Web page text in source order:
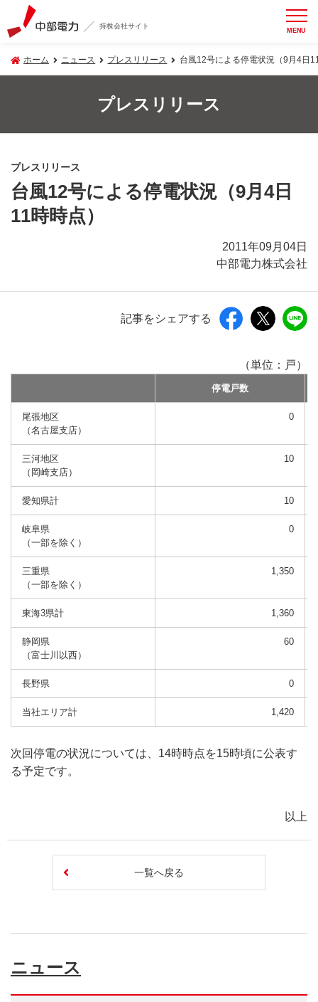
持株会社サイト MENU
ホーム ニュース プレスリリース 台風12号による停電状況（9月4日
プレスリリース
プレスリリース
台風12号による停電状況（9月4日
11時時点）
2011年09月04日
中部電力株式会社
記事をシェアする
（単位：戸）
停電戸数
尾張地区
（名古屋支店）
0
三河地区
（岡崎支店）
10
愛知県計 10
岐阜県
（一部を除く）
0
三重県
（一部を除く）
1,350
東海3県計 1,360
静岡県
（富士川以西）
60
長野県 0
当社エリア計 1,420
次回停電の状況については、14時時点を15時頃に公表す
る予定です。
以上
一覧へ戻る
ニュース